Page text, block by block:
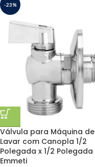
-23%
Válvula para Máquina de
Lavar com Canopla 1/2
Polegada x 1/2 Polegada
Emmeti